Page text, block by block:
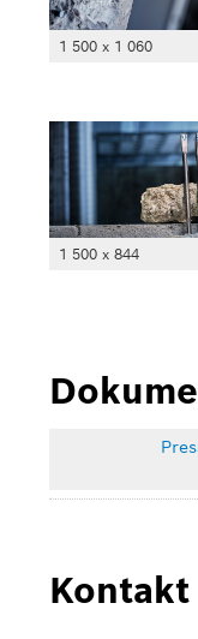
1 500 x 1 060
1 500 x 844
Kontakt